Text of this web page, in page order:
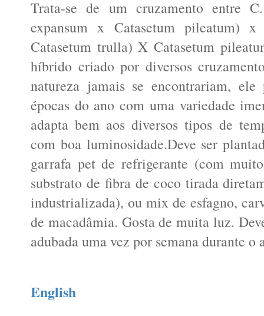
Trata-se de um cruzamento entre
expansum x Catasetum pileatum)
Catasetum trulla) X Catasetum
híbrido criado por diversos
natureza jamais se encontrariam,
épocas do ano com uma variedade
adapta bem aos diversos tipos de
com boa luminosidade.Deve ser
garrafa pet de refrigerante (com
substrato de fibra de coco tirada
industrializada), ou mix de esfagno,
de macadâmia. Gosta de muita luz.
adubada uma vez por semana durante
English